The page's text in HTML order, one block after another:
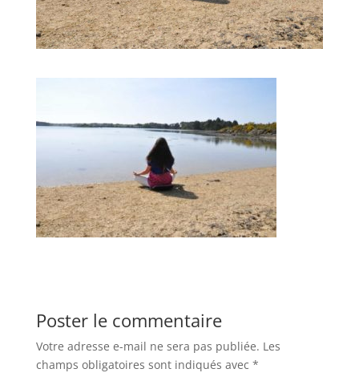
Poster le commentaire
Votre adresse e-mail ne sera pas publiée. Les
champs obligatoires sont indiqués avec *